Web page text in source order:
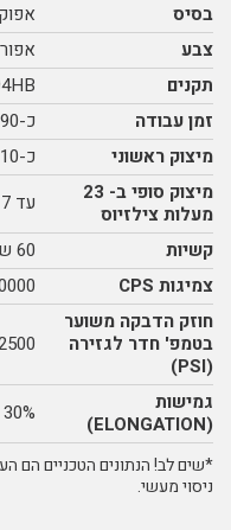
בסיס
צבע
תקנים
זמן עבודה
כ-90 דקות
מיצוק ראשוני
כ-6-10 שעות
מיצוק סופי ב- 23
מעלות צילזיוס
עד 7 ימים ב- 23 מעלות צילזיוס
קשיות
60 שור D
צמיגות CPS
חוזק הדבקה משוער
בטמפ' חדר לגזירה
(PSI)
גמישות
(ELONGATION)
30%
*שים לב! הנתונים הטכניים הם
ניסוי מעשי.